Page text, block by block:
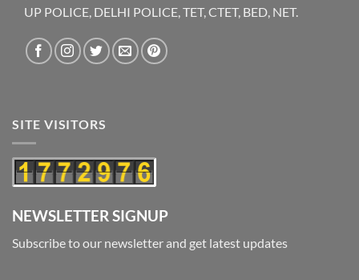
UP POLICE, DELHI POLICE, TET, CTET, BED, NET.
SITE VISITORS
NEWSLETTER SIGNUP
Subscribe to our newsletter and get latest updates